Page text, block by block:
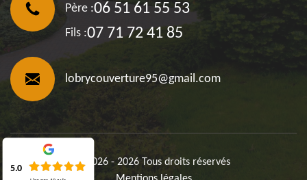
Père :06 51 61 55 53
Fils :07 71 72 41 85
lobrycouverture95@gmail.com
©2026 - 2026 Tous droits réservés
5.0